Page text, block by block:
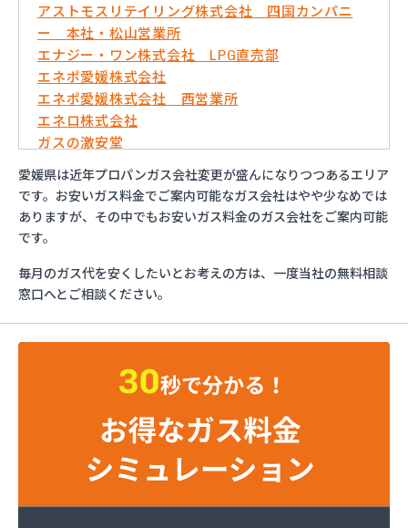
アストモスリテイリング株式会社 四国カンパニ
ー 本社・松山営業所
エナジー・ワン株式会社 LPG直売部
エネポ愛媛株式会社
エネポ愛媛株式会社 西営業所
エネロ株式会社
ガスの激安堂
ガス太郎
ともざわプロパン
マリンガス
みづほ商店
愛媛日商プロパン株式会社 松山営業所
旭物産株式会社
安高ガス商会
岡田燃料店
愛媛県は近年プロパンガス会社変更が盛んになりつつあるエリア
です。お安いガス料金でご案内可能なガス会社はやや少なめでは
ありますが、その中でもお安いガス料金のガス会社をご案内可能
です。
毎月のガス代を安くしたいとお考えの方は、一度当社の無料相談
窓口へとご相談ください。